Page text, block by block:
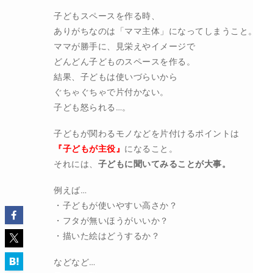
子どもスペースを作る時、
ありがちなのは「ママ主体」になってしまうこと。
ママが勝手に、見栄えやイメージで
どんどん子どものスペースを作る。
結果、子どもは使いづらいから
ぐちゃぐちゃで片付かない。
子ども怒られる…。
子どもが関わるモノなどを片付けるポイントは
『子どもが主役』 になること。
それには、 子どもに聞いてみることが大事。
例えば…
・子どもが使いやすい高さか？
・フタが無いほうがいいか？
・描いた絵はどうするか？
などなど…